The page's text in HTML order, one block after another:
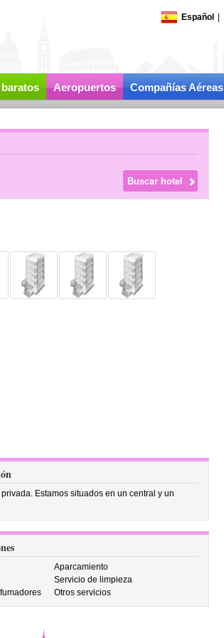
Español
Aeropuertos Compañías Aéreas
Estamos situados en un central y un
Aparcamiento
Servicio de limpieza
Otros servicios